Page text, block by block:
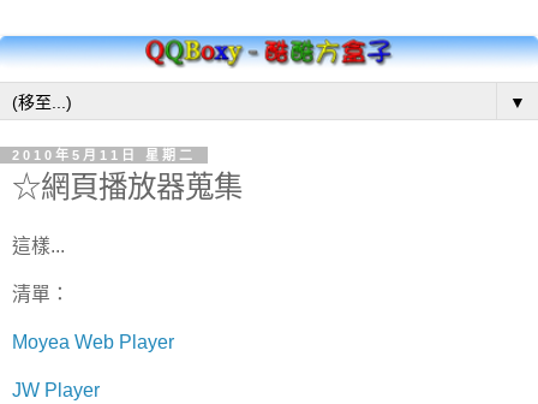
▼
2010年5月11日 星期二
☆網頁播放器蒐集
這樣...
清單：
Moyea Web Player
JW Player